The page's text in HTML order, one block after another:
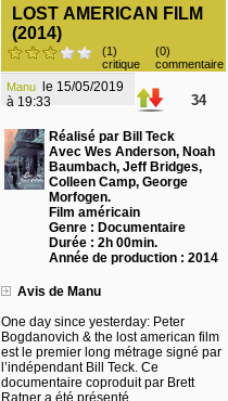
LOST AMERICAN FILM
(2014)
(1)
critique
(0)
commentaire
Manu
à 19:33
34
Réalisé par Bill Teck
Avec Wes Anderson, Noah
Baumbach, Jeff Bridges,
Colleen Camp, George
Morfogen.
Film américain
Genre : Documentaire
Durée : 2h 00min.
Année de production : 2014
Avis de Manu
One day since yesterday: Peter
Bogdanovich & the lost american film
est le premier long métrage signé par
l’indépendant Bill Teck. Ce
documentaire coproduit par Brett
Ratner a été présenté ...